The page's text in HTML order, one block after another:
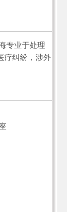
专业于处理
疗纠纷，涉外